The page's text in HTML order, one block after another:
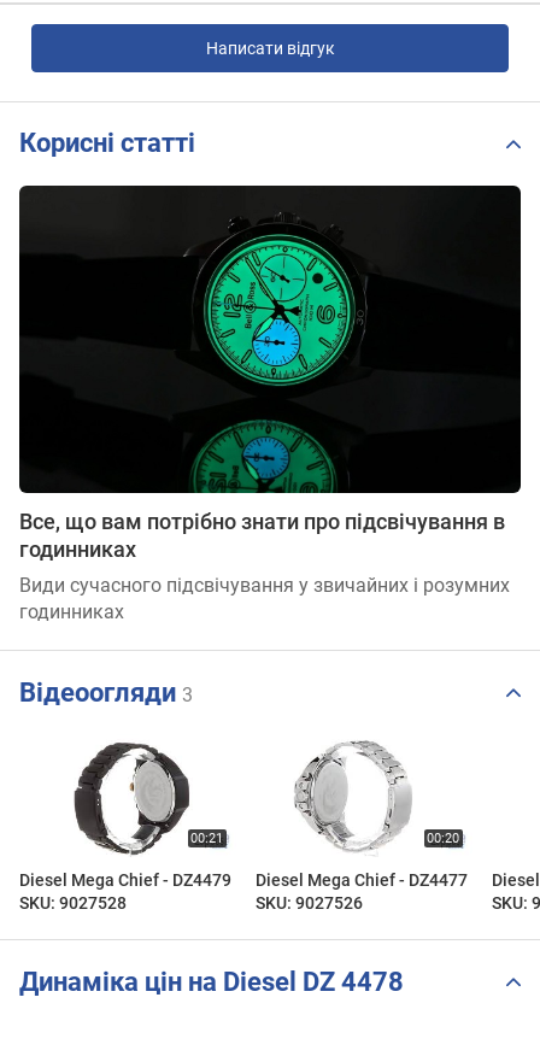
Написати відгук
Корисні статті
Все, що вам потрібно знати про підсвічування в
годинниках
Види сучасного підсвічування у звичайних і розумних
годинниках
Відеоогляди 3
Diesel Mega Chief - DZ4479
SKU: 9027528
Diesel Mega Chief - DZ4477
SKU: 9027526
SKU:
Динаміка цін на Diesel DZ 4478